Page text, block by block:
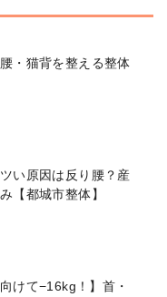
・猫背を整える整体
い原因は反り腰？産
【都城市整体】
けて−16kg！】首・